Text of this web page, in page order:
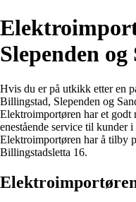
Slependen
Hvis du er på utkikk etter en
Billingstad, Slependen og
Elektroimportøren har et
enestående service til kunder
Elektroimportøren har å tilby
Billingstadsletta 16.